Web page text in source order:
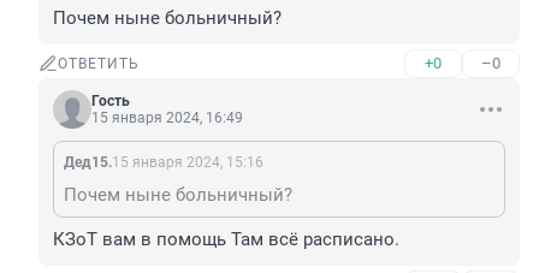
Почем ныне больничный?
ОТВЕТИТЬ +0 –0
Гость
15 января 2024, 16:49
Дед15.15 января 2024, 15:16
Почем ныне больничный?
КЗоТ вам в помощь Там всё расписано.